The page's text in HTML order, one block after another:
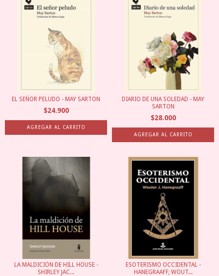
EL SEÑOR PELUDO - MAY SARTON
$24.900
DIARIO DE UNA SOLEDAD - MAY
SARTON
$28.000
LA MALDICIÓN DE HILL HOUSE -
SHIRLEY JAC...
ESOTERISMO OCCIDENTAL -
HANEGRAAFF, WOUT...